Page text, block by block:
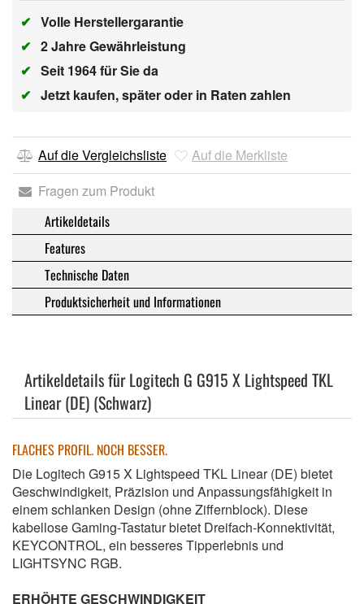
✔ Volle Herstellergarantie
✔ 2 Jahre Gewährleistung
✔ Seit 1964 für Sie da
✔ Jetzt kaufen, später oder in Raten zahlen
Auf die Vergleichsliste
Auf die Merkliste
Fragen zum Produkt
Artikeldetails
Features
Technische Daten
Produktsicherheit und Informationen
Artikeldetails für Logitech G G915 X Lightspeed TKL
Linear (DE) (Schwarz)
FLACHES PROFIL. NOCH BESSER.
Die Logitech G915 X Lightspeed TKL Linear (DE) bietet
Geschwindigkeit, Präzision und Anpassungsfähigkeit in
einem schlanken Design (ohne Ziffernblock). Diese
kabellose Gaming-Tastatur bietet Dreifach-Konnektivität,
KEYCONTROL, ein besseres Tipperlebnis und
LIGHTSYNC RGB.
ERHÖHTE GESCHWINDIGKEIT